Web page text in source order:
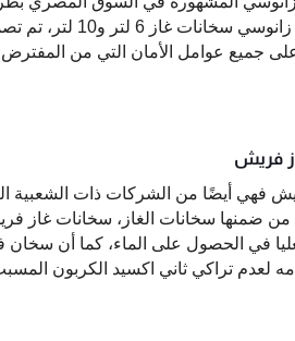
جميع عوامل الأمان التي من
فريش
لعدم تراكي ثاني اكسيد الكربون